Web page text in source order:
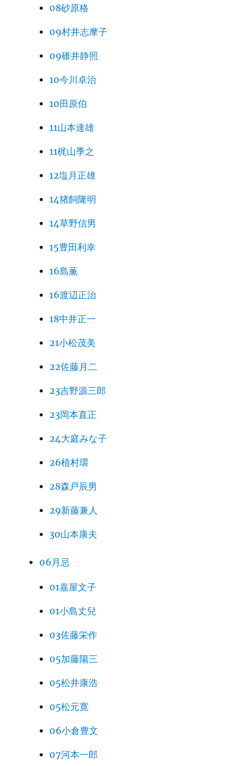
08砂原格
09村井志摩子
09碓井静照
10今川卓治
10田原伯
11山本達雄
11梶山季之
12塩月正雄
14猪飼隆明
14草野信男
15豊田利幸
16島薫
16渡辺正治
18中井正一
21小松茂美
22佐藤月二
23吉野源三郎
23岡本直正
24大庭みな子
26植村環
28森戸辰男
29新藤兼人
30山本康夫
06月忌
01嘉屋文子
01小島丈兒
03佐藤栄作
05加藤陽三
05松井康浩
05松元寛
06小倉豊文
07河本一郎